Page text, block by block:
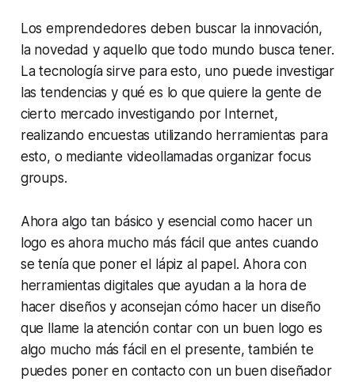
Los emprendedores deben buscar la innovación,
la novedad y aquello que todo mundo busca tener.
La tecnología sirve para esto, uno puede investigar
las tendencias y qué es lo que quiere la gente de
cierto mercado investigando por Internet,
realizando encuestas utilizando herramientas para
esto, o mediante videollamadas organizar focus
groups.
Ahora algo tan básico y esencial como hacer un
logo es ahora mucho más fácil que antes cuando
se tenía que poner el lápiz al papel. Ahora con
herramientas digitales que ayudan a la hora de
hacer diseños y aconsejan cómo hacer un diseño
que llame la atención contar con un buen logo es
algo mucho más fácil en el presente, también te
puedes poner en contacto con un buen diseñador